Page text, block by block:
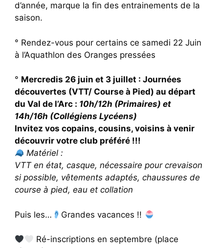
d’année, marque la fin des entrainements de la
saison.
° Rendez-vous pour certains ce samedi 22 Juin
à l’Aquathlon des Oranges pressées
° Mercredis 26 juin et 3 juillet : Journées
découvertes (VTT/ Course à Pied) au départ
du Val de l’Arc : 10h/12h (Primaires) et
14h/16h (Collégiens Lycéens)
Invitez vos copains, cousins, voisins à venir
découvrir votre club préféré !!!
Matériel :
VTT en état, casque, nécessaire pour crevaison
si possible, vêtements adaptés, chaussures de
course à pied, eau et collation
Puis les… Grandes vacances !!
Ré-inscriptions en septembre (place